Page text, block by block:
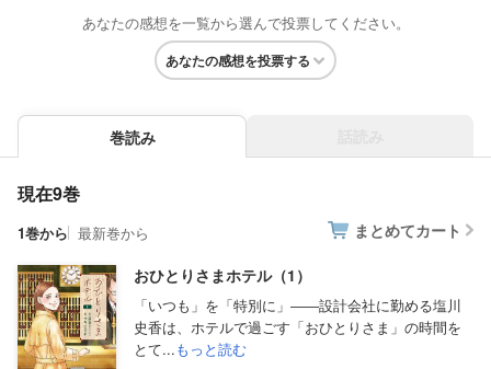
あなたの感想を一覧から選んで投票してください。
あなたの感想を投票する
巻読み
現在9巻
1巻から 最新巻から まとめてカート
おひとりさまホテル（1）
「いつも」を「特別に」――設計会社に勤める塩川
史香は、ホテルで過ごす「おひとりさま」の時間を
とて...もっと読む